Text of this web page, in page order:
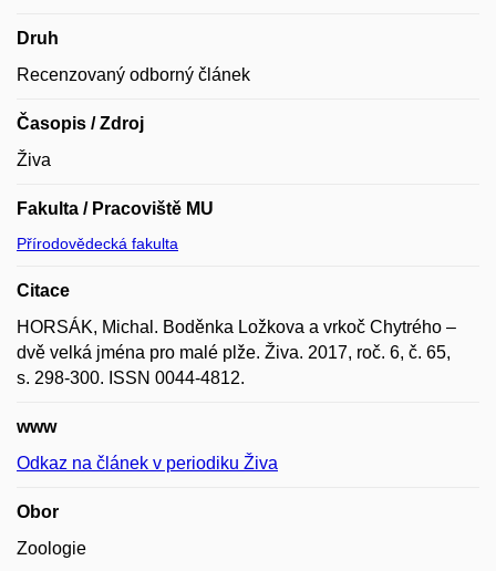
Druh
Recenzovaný odborný článek
Časopis / Zdroj
Živa
Fakulta / Pracoviště MU
Přírodovědecká fakulta
Citace
HORSÁK, Michal. Boděnka Ložkova a vrkoč Chytrého –
dvě velká jména pro malé plže. Živa. 2017, roč. 6, č. 65,
s. 298-300. ISSN 0044-4812.
www
Odkaz na článek v periodiku Živa
Obor
Zoologie